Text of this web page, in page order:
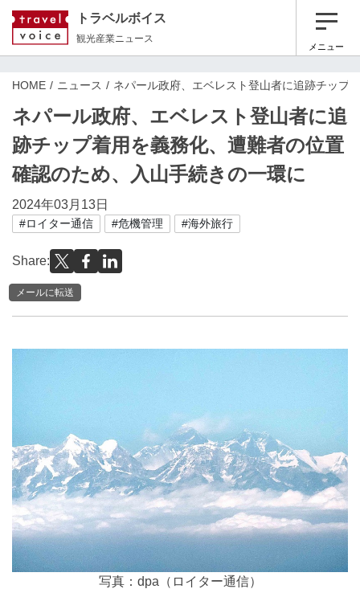
トラベルボイス
観光産業ニュース
メニュー
HOME ニュース ネパール政府、エベレスト登山者に追跡チップ
ネパール政府、エベレスト登山者に追
跡チップ着用を義務化、遭難者の位置
確認のため、入山手続きの一環に
2024年03月13日
#ロイター通信 #危機管理 #海外旅行
Share:
メールに転送
写真：dpa（ロイター通信）